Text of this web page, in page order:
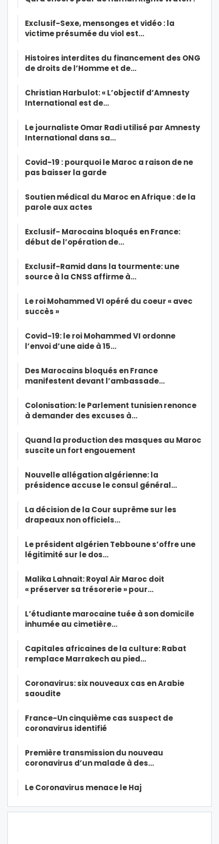
Exclusif-Sexe, mensonges et vidéo : la
victime présumée du viol est…
Histoires interdites du financement des ONG
de droits de l’Homme et de…
Christian Harbulot: « L’objectif d’Amnesty
International est de…
Le journaliste Omar Radi utilisé par Amnesty
International dans sa…
Covid-19 : pourquoi le Maroc a raison de ne
pas baisser la garde
Soutien médical du Maroc en Afrique : de la
parole aux actes
Exclusif- Marocains bloqués en France:
début de l’opération de…
Exclusif-Ramid dans la tourmente: une
source à la CNSS affirme à…
Le roi Mohammed VI opéré du coeur « avec
succès »
Covid-19: le roi Mohammed VI ordonne
l’envoi d’une aide à 15…
Des Marocains bloqués en France
manifestent devant l’ambassade…
Colonisation: le Parlement tunisien renonce
à demander des excuses à…
Quand la production des masques au Maroc
suscite un fort engouement
Nouvelle allégation algérienne: la
présidence accuse le consul général…
La décision de la Cour suprême sur les
drapeaux non officiels…
Le président algérien Tebboune s’offre une
légitimité sur le dos…
Malika Lahnait: Royal Air Maroc doit
« préserver sa trésorerie » pour…
L’étudiante marocaine tuée à son domicile
inhumée au cimetière…
Capitales africaines de la culture: Rabat
remplace Marrakech au pied…
Coronavirus: six nouveaux cas en Arabie
saoudite
France-Un cinquième cas suspect de
coronavirus identifié
Première transmission du nouveau
coronavirus d’un malade à des…
Le Coronavirus menace le Haj